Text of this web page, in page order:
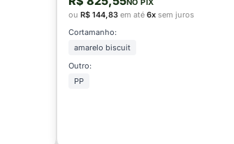
NO PIX
ou R$ 144,83 em até 6x sem juros
Cortamanho:
amarelo biscuit
Outro:
PP